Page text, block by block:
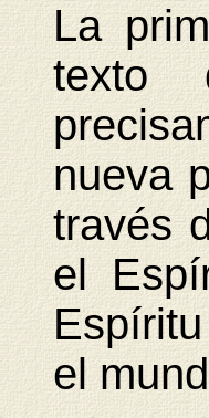
La
texto
nueva
través
el
el